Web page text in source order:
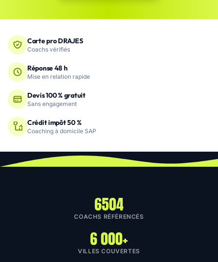
Carte pro DRAJES
Coachs vérifiés
Réponse 48 h
Mise en relation rapide
Devis 100 % gratuit
Sans engagement
Crédit impôt 50 %
Coaching à domicile SAP
6504
COACHS RÉFÉRENCÉS
6 000+
VILLES COUVERTES